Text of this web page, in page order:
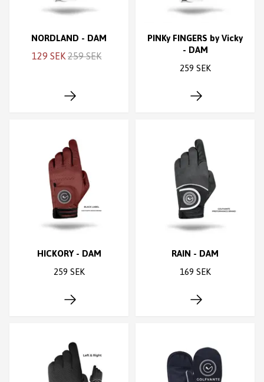
NORDLAND - DAM
129 SEK 259 SEK
PINKy FINGERS by Vicky
- DAM
259 SEK
HICKORY - DAM
259 SEK
RAIN - DAM
169 SEK